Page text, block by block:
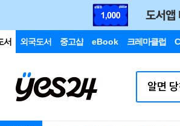
서 외국도서 중고샵 eBook 크레마클럽